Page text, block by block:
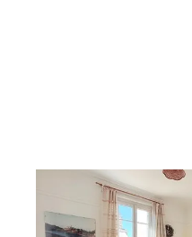
ST OUEN 93
43,03 m
2, 2 pièces
Ref : 4049